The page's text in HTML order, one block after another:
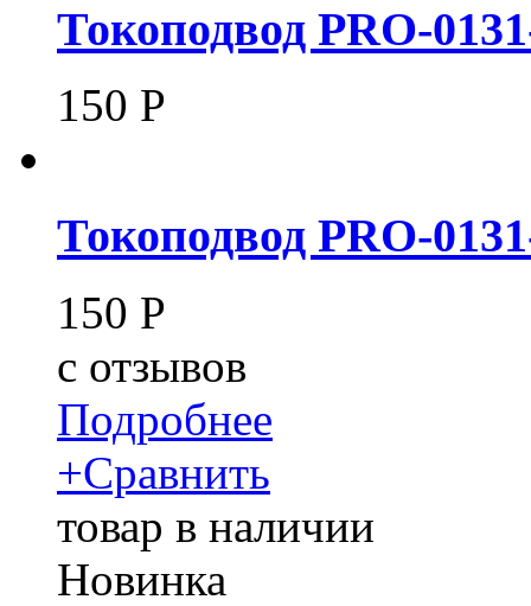
Токоподвод PRO-
150 Р
Токоподвод PRO-
150 Р
c отзывов
Подробнее
+Сравнить
товар в наличии
Новинка